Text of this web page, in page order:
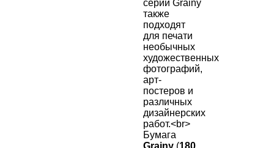
серии Grainy
также
подходят
для печати
необычных
художественных
фотографий,
арт-
постеров и
различных
дизайнерских
работ.<br>
Бумага